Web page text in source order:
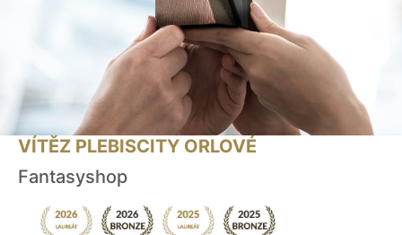
VÍTĚZ PLEBISCITY ORLOVÉ
Fantasyshop